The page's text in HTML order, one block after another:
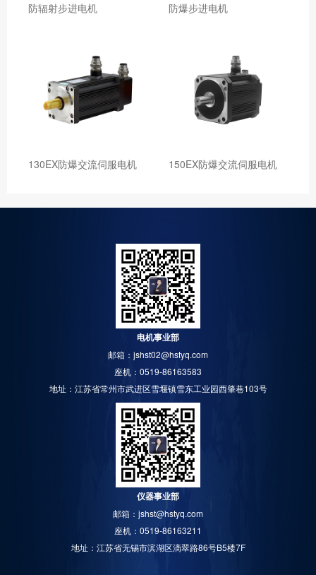
防辐射步进电机 防爆步进电机
130EX防爆交流伺服电机 150EX防爆交流伺服电机
电机事业部
邮箱：jshst02@hstyq.com
座机：0519-86163583
地址：江苏省常州市武进区雪堰镇雪东工业园西肇巷103号
仪器事业部
邮箱：jshst@hstyq.com
座机：0519-86163211
地址：江苏省无锡市滨湖区滴翠路86号B5楼7F